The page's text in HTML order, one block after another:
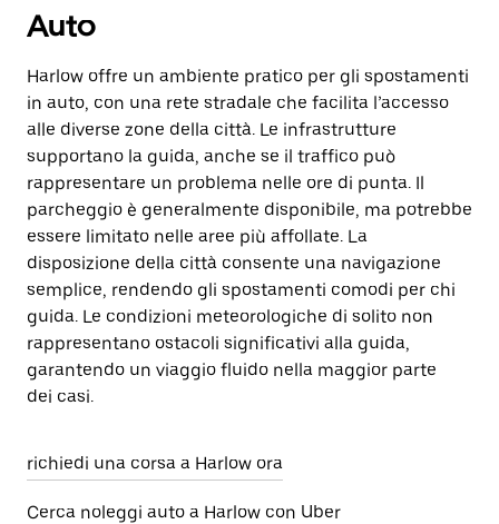
Auto
Harlow offre un ambiente pratico per gli spostamenti
in auto, con una rete stradale che facilita l’accesso
alle diverse zone della città. Le infrastrutture
supportano la guida, anche se il traffico può
rappresentare un problema nelle ore di punta. Il
parcheggio è generalmente disponibile, ma potrebbe
essere limitato nelle aree più affollate. La
disposizione della città consente una navigazione
semplice, rendendo gli spostamenti comodi per chi
guida. Le condizioni meteorologiche di solito non
rappresentano ostacoli significativi alla guida,
garantendo un viaggio fluido nella maggior parte
dei casi.
richiedi una corsa a Harlow ora
Cerca noleggi auto a Harlow con Uber